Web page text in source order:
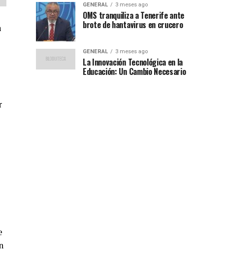
GENERAL 3 meses ago
OMS tranquiliza a Tenerife ante
brote de hantavirus en crucero
GENERAL 3 meses ago
La Innovación Tecnológica en la
Educación: Un Cambio Necesario